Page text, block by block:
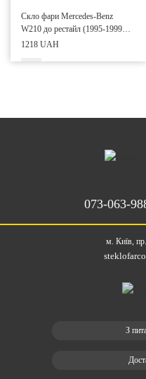
Скло фари Mercedes-Benz
W210 до рестайл (1995-1999)
Xenon
1218 UAH
073-063-
м. Київ,
З